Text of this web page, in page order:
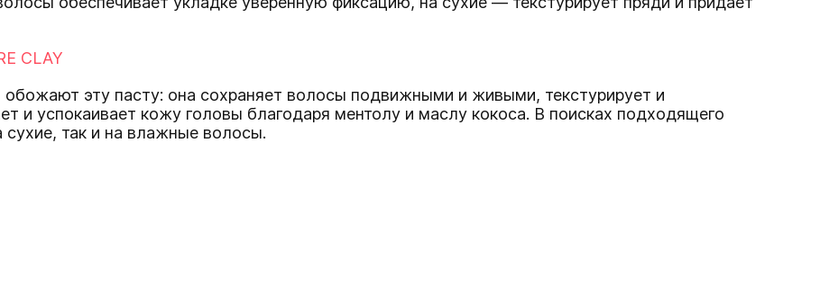
CLAY
эту пасту: она сохраняет волосы подвижными и живыми, текстурирует и
и успокаивает кожу головы благодаря ментолу и маслу кокоса. В поисках подходящего
сухие, так и на влажные волосы.